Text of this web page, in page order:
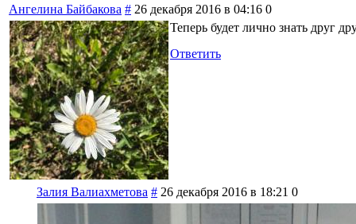
Ангелина Байбакова # 26 декабря 2016 в 04:16 0
Теперь будет лично знать друг
Ответить
Залия Валиахметова # 26 декабря 2016 в 18:21 0